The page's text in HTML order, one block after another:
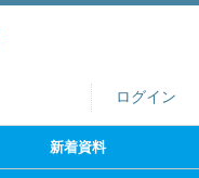
ログイン
新着資料